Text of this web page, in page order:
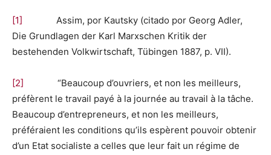
[1] Assim, por Kautsky (citado por Georg Adler,
Die Grundlagen der Karl Marxschen Kritik der
bestehenden Volkwirtschaft, Tübingen 1887, p. VII).
[2] “Beaucoup d’ouvriers, et non les meilleurs,
préfèrent le travail payé à la journée au travail à la tâche.
Beaucoup d’entrepreneurs, et non les meilleurs,
préféraient les conditions qu’ils espèrent pouvoir obtenir
d’un Etat socialiste a celles que leur fait un régime de